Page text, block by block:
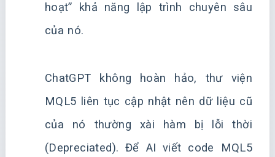
hoạt” khả năng lập trình chuyên sâu
của nó.
ChatGPT không hoàn hảo, thư viện
MQL5 liên tục cập nhật nên dữ liệu cũ
của nó thường xài hàm bị lỗi thời
(Depreciated). Để AI viết code MQL5